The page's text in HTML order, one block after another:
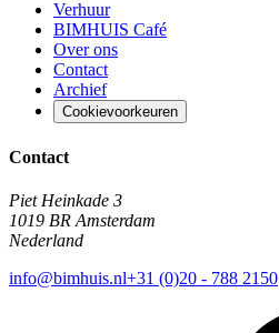
Verhuur
BIMHUIS Café
Over ons
Contact
Archief
Cookievoorkeuren
Contact
Piet Heinkade 3
1019 BR Amsterdam
Nederland
info@bimhuis.nl+31 (0)20 - 788 2150